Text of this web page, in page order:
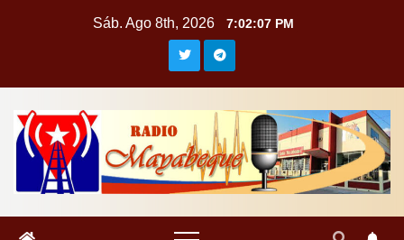
Sáb. Ago 8th, 2026 7:02:09 PM